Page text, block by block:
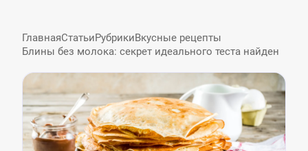
ГлавнаяСтатьиРубрикиВкусные рецепты
Блины без молока: секрет идеального теста найден